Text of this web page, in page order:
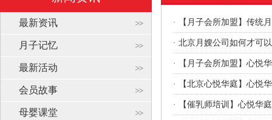
最新资讯
月子记忆
最新活动
会员故事
母婴课堂
· 【月子会所加盟】传
· 北京月嫂公司如何才可
· 【月子会所加盟】心悦
· 【北京心悦华庭】心悦
· 【催乳师培训】心悦华